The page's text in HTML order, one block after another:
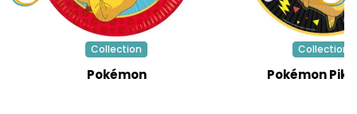
Collection
Pokémon
Collection
Pokémon